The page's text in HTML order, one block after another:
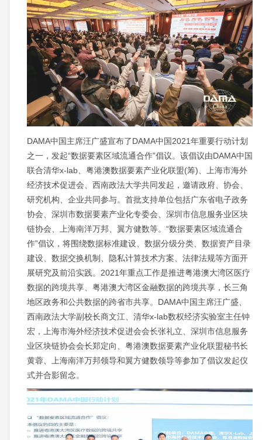
DAMA中国主席汪广盛宣布了DAMA中国2021年重要行动计划
之一，发起“数据要素区域流通合作”倡议。该倡议由DAMA中国
联合清华x-lab、粤港澳数据要素产业化联盟(筹)、上海市海外
经济技术促进会、西南政法大学共同发起，邀请政府、协会、
研究机构、企业共同参与。首批支持单位包括广东省电子政务
协会、深圳市数据要素产业化专委会、深圳市信息服务业区块
链协会、上海南洋万邦、翼方健数等。“数据要素区域流通合
作”倡议，将围绕数据标准建设、数据分级分类、数据资产目录
建设、数据交换机制、隐私计算技术方案、法律法规等方面开
展研究及前沿实践。2021年重点工作是推进粤港澳大湾区医疗
数据的跨境共享、粤港澳大湾区金融数据的跨境共享，长三角
地区政务和公共数据的跨省市共享。DAMA中国主席汪广盛、
西南政法大学副校长商文江、清华x-lab数权经济实验室主任钟
宏，上海市海外经济技术促进会会长张礼立、深圳市信息服务
业区块链协会会长郑定向、粤港澳数据要素产业化联盟秘书长
黄蓉、上海南洋万邦领导和翼方健数领导等参加了倡议发起仪
式并合影留念。